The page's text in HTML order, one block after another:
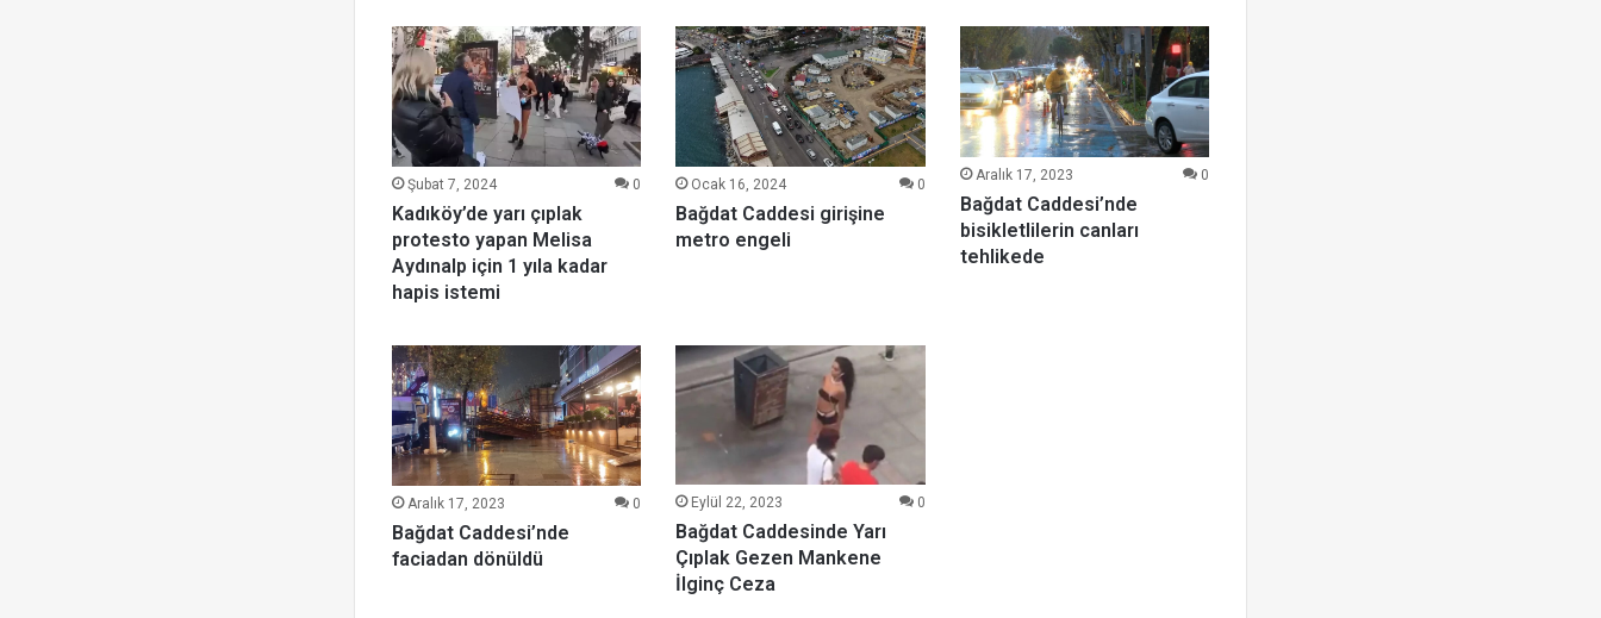
Şubat 7, 2024 0
Kadıköy’de yarı çıplak
protesto yapan Melisa
Aydınalp için 1 yıla kadar
hapis istemi
Ocak 16, 2024 0
Bağdat Caddesi girişine
metro engeli
Aralık 17, 2023 0
Bağdat Caddesi’nde
bisikletlilerin canları
tehlikede
Aralık 17, 2023 0
Bağdat Caddesi’nde
faciadan dönüldü
Eylül 22, 2023 0
Bağdat Caddesinde Yarı
Çıplak Gezen Mankene
İlginç Ceza